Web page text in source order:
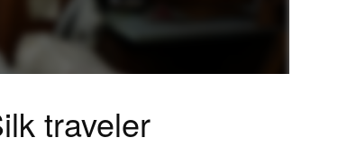
traveler